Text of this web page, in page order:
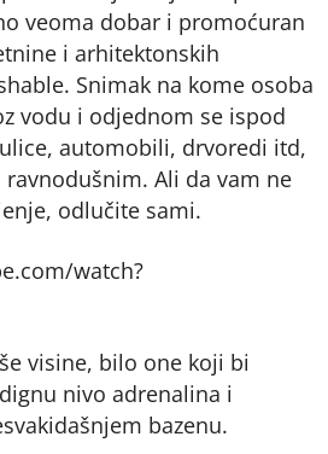
veoma dobar i promoćuran
i arhitektonskih
Snimak na kome osoba
vodu i odjednom se ispod
automobili, drvoredi itd,
Ali da vam ne
odlučite sami.
watch?
visine, bilo one koji bi
nivo adrenalina i
bazenu.